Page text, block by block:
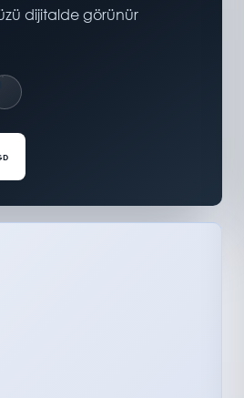
dijitalde görünür